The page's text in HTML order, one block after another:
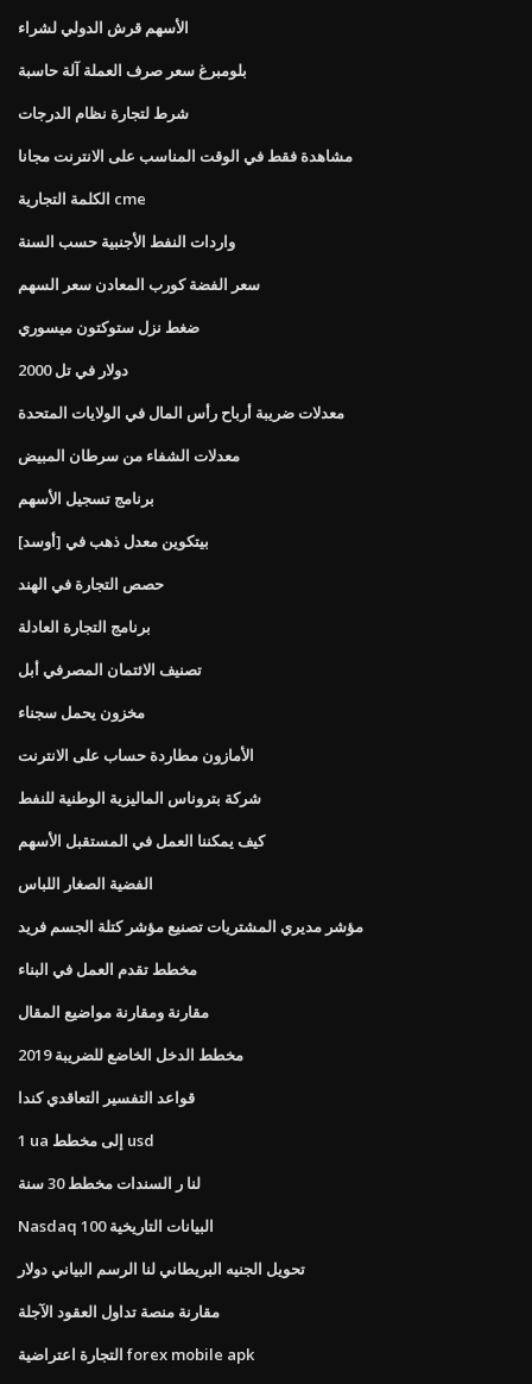
الأسهم قرش الدولي لشراء
بلومبرغ سعر صرف العملة آلة حاسبة
شرط لتجارة نظام الدرجات
مشاهدة فقط في الوقت المناسب على الانترنت مجانا
الكلمة التجارية cme
واردات النفط الأجنبية حسب السنة
سعر الفضة كورب المعادن سعر السهم
ضغط نزل ستوكتون ميسوري
2000 دولار في تل
معدلات ضريبة أرباح رأس المال في الولايات المتحدة
معدلات الشفاء من سرطان المبيض
برنامج تسجيل الأسهم
بيتكوين معدل ذهب في [أوسد]
حصص التجارة في الهند
برنامج التجارة العادلة
تصنيف الائتمان المصرفي أبل
مخزون يحمل سجناء
الأمازون مطاردة حساب على الانترنت
شركة بتروناس الماليزية الوطنية للنفط
كيف يمكننا العمل في المستقبل الأسهم
الفضية الصغار اللباس
مؤشر مديري المشتريات تصنيع مؤشر كتلة الجسم فريد
مخطط تقدم العمل في البناء
مقارنة ومقارنة مواضيع المقال
مخطط الدخل الخاضع للضريبة 2019
قواعد التفسير التعاقدي كندا
1 ua إلى مخطط usd
لنا ر السندات مخطط 30 سنة
Nasdaq 100 البيانات التاريخية
تحويل الجنيه البريطاني لنا الرسم البياني دولار
مقارنة منصة تداول العقود الآجلة
التجارة اعتراضية forex mobile apk